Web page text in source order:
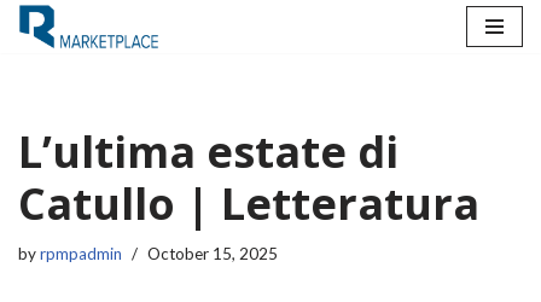
L’ultima estate di
Catullo | Letteratura
byrpmpadmin October 15, 2025